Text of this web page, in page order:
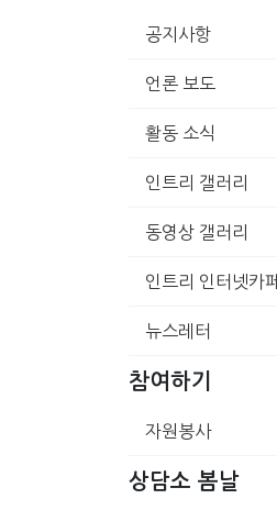
공지사항
언론 보도
활동 소식
인트리 갤러리
동영상 갤러리
인트리 인터넷카페
뉴스레터
참여하기
자원봉사
상담소 봄날